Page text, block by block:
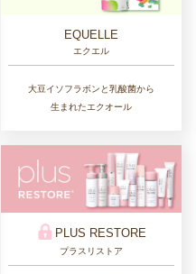
EQUELLE
エクエル
大豆イソフラボンと乳酸菌から
生まれたエクオール
PLUS RESTORE
プラスリストア